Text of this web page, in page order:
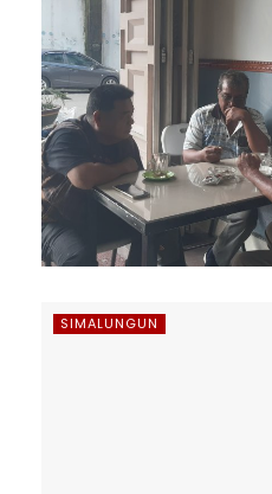
SIMALUNGUN